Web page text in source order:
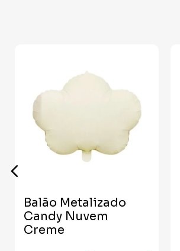
Balão Metalizado
Candy Nuvem
Creme